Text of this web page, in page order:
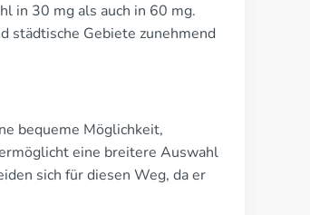
in 30 mg als auch in 60 mg.
städtische Gebiete zunehmend
bequeme Möglichkeit,
eine breitere Auswahl
sich für diesen Weg, da er